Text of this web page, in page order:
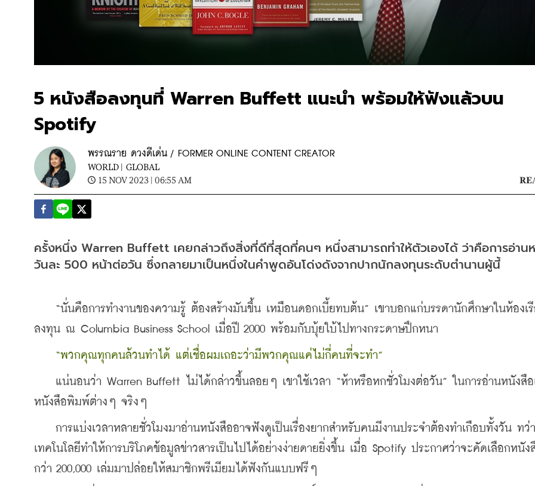
5 หนังสือลงทุนที่ Warren Buffett แนะนำ พร้อมให้ฟังแล้วบน
Spotify
พรรณราย ดวงดีเด่น / FORMER ONLINE CONTENT CREATOR
WORLD | GLOBAL
15 NOV 2023 | 06:55 AM
ครั้งหนึ่ง Warren Buffett เคยกล่าวถึงสิ่งที่ดีที่สุดที่คนๆ หนึ่งสามารถทำให้ตัวเองได้ ว่าคือการอ่าน
วันละ 500 หน้าต่อวัน ซึ่งกลายมาเป็นหนึ่งในคำพูดอันโด่งดังจากปากนักลงทุนระดับตำนานผู้นี้
“นั่นคือการทำงานของความรู้ ต้องสร้างมันขึ้น เหมือนดอกเบี้ยทบต้น” เขาบอกแก่บรรดานักศึกษาในห้องเรี
ลงทุน ณ Columbia Business School เมื่อปี 2000 พร้อมกับบุ้ยใบ้ไปทางกระดาษปึกหนา
“พวกคุณทุกคนล้วนทำได้ แต่เชื่อผมเถอะว่ามีพวกคุณแค่ไม่กี่คนที่จะทำ”
แน่นอนว่า Warren Buffett ไม่ได้กล่าวขึ้นลอยๆ เขาใช้เวลา “ห้าหรือหกชั่วโมงต่อวัน” ในการอ่านหนังสื
หนังสือพิมพ์ต่างๆ จริงๆ
การแบ่งเวลาหลายชั่วโมงมาอ่านหนังสืออาจฟังดูเป็นเรื่องยากสำหรับคนมีงานประจำต้องทำเกือบทั้งวัน ทว่า
เทคโนโลยีทำให้การบริโภคข้อมูลข่าวสารเป็นไปได้อย่างง่ายดายยิ่งขึ้น เมื่อ Spotify ประกาศว่าจะคัดเลือกหนัง
กว่า 200,000 เล่มมาปล่อยให้สมาชิกพรีเมียมได้ฟังกันแบบฟรีๆ